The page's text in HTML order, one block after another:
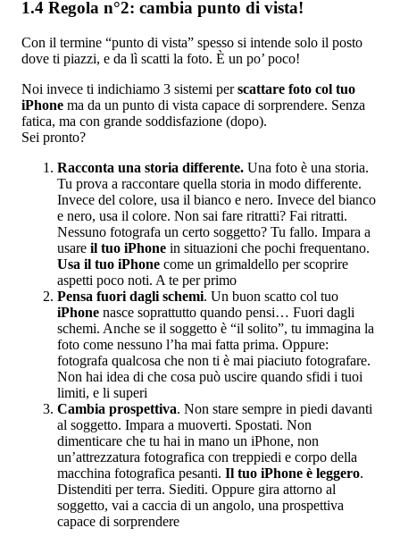
1.4 Regola n°2: cambia punto di vista!
Con il termine “punto di vista” spesso si intende solo il posto
dove ti piazzi, e da lì scatti la foto. È un po’ poco!
Noi invece ti indichiamo 3 sistemi perscattare foto col tuo
iPhone ma da un punto di vista capace di sorprendere. Senza
fatica, ma con grande soddisfazione (dopo).
Sei pronto?
Racconta una storia differente. Una foto è una storia.
Tu prova a raccontare quella storia in modo differente.
Invece del colore, usa il bianco e nero. Invece del bianco
e nero, usa il colore. Non sai fare ritratti? Fai ritratti.
Nessuno fotografa un certo soggetto? Tu fallo. Impara a
usare il tuo iPhone in situazioni che pochi frequentano.
Usa il tuo iPhone come un grimaldello per scoprire
aspetti poco noti. A te per primo
Pensa fuori dagli schemi. Un buon scatto col tuo
iPhone nasce soprattutto quando pensi… Fuori dagli
schemi. Anche se il soggetto è “il solito”, tu immagina la
foto come nessuno l’ha mai fatta prima. Oppure:
fotografa qualcosa che non ti è mai piaciuto fotografare.
Non hai idea di che cosa può uscire quando sfidi i tuoi
limiti, e li superi
Cambia prospettiva. Non stare sempre in piedi davanti
al soggetto. Impara a muoverti. Spostati. Non
dimenticare che tu hai in mano un iPhone, non
un’attrezzatura fotografica con treppiedi e corpo della
macchina fotografica pesanti. Il tuo iPhone è leggero.
Distenditi per terra. Siediti. Oppure gira attorno al
soggetto, vai a caccia di un angolo, una prospettiva
capace di sorprendere